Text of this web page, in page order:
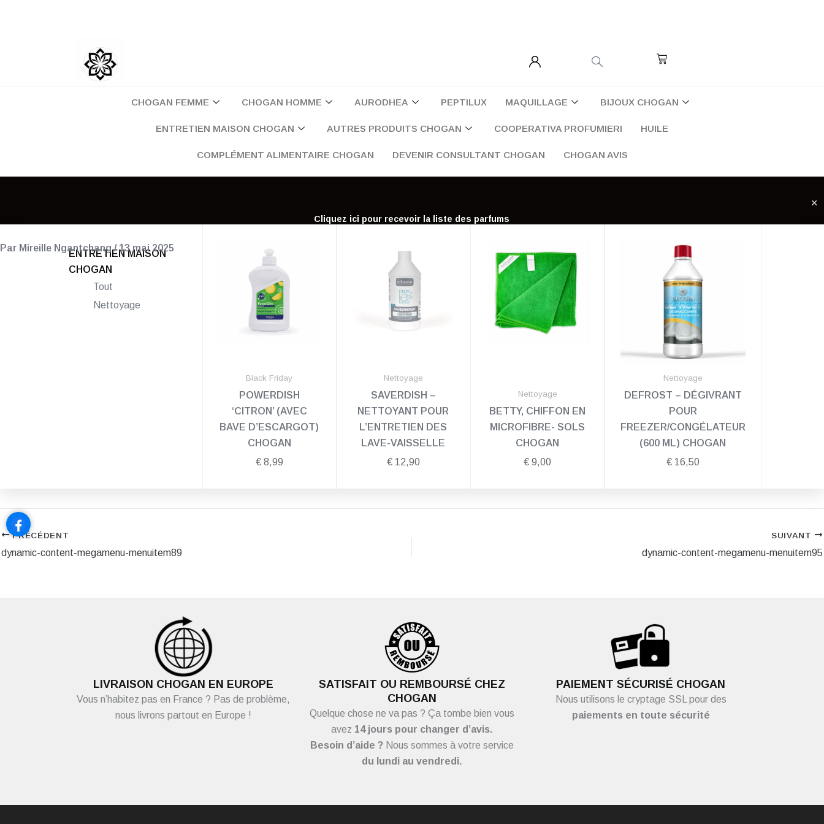
Cart
CHOGAN FEMME CHOGAN HOMME AURODHEA PEPTILUX MAQUILLAGE BIJOUX CHOGAN
ENTRETIEN MAISON CHOGAN AUTRES PRODUITS CHOGAN COOPERATIVA PROFUMIERI HUILE
COMPLÉMENT ALIMENTAIRE CHOGAN DEVENIR CONSULTANT CHOGAN CHOGAN AVIS
Cliquez ici pour recevoir la liste des parfums
×
Par Mireille Ngantchang/13 mai 2025
ENTRETIEN MAISON
CHOGAN
Tout
Nettoyage
Black Friday
POWERDISH
‘CITRON’ (AVEC
BAVE D’ESCARGOT)
CHOGAN
€8,99
Nettoyage
SAVERDISH –
NETTOYANT POUR
L’ENTRETIEN DES
LAVE-VAISSELLE
€12,90
Nettoyage
BETTY, CHIFFON EN
MICROFIBRE- SOLS
CHOGAN
€ 9,00
Nettoyage
DEFROST – DÉGIVRANT
POUR
FREEZER/CONGÉLATEUR
(600 ML) CHOGAN
€16,50
PRÉCÉDENT
dynamic-content-megamenu-menuitem89
SUIVANT
dynamic-content-megamenu-menuitem95
LIVRAISON CHOGAN EN EUROPE
Vous n’habitez pas en France ? Pas de problème,
nous livrons partout en Europe !
SATISFAIT OU REMBOURSÉ CHEZ
CHOGAN
Quelque chose ne va pas ? Ça tombe bien vous
avez 14 jours pour changer d’avis.
Besoin d’aide ?Nous sommes à votre service
du lundi au vendredi.
PAIEMENT SÉCURISÉ CHOGAN
Nous utilisons le cryptage SSL pour des
paiements en toute sécurité